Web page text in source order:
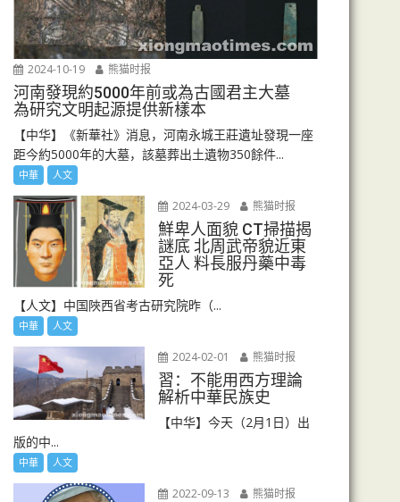
2024-10-19 熊猫时报
河南發現約5000年前或為古國君主大墓
為研究文明起源提供新樣本
【中华】《新華社》消息，河南永城王莊遺址發現一座
距今約5000年的大墓，該墓葬出土遺物350餘件...
中華 人文
2024-03-29 熊猫时报
鮮卑人面貌 CT掃描揭
謎底 北周武帝貌近東
亞人 料長服丹藥中毒
死
【人文】中国陜西省考古研究院昨（...
中華 人文
2024-02-01 熊猫时报
習：不能用西方理論
解析中華民族史
【中华】今天（2月1日）出
版的中...
中華 人文
2022-09-13 熊猫时报